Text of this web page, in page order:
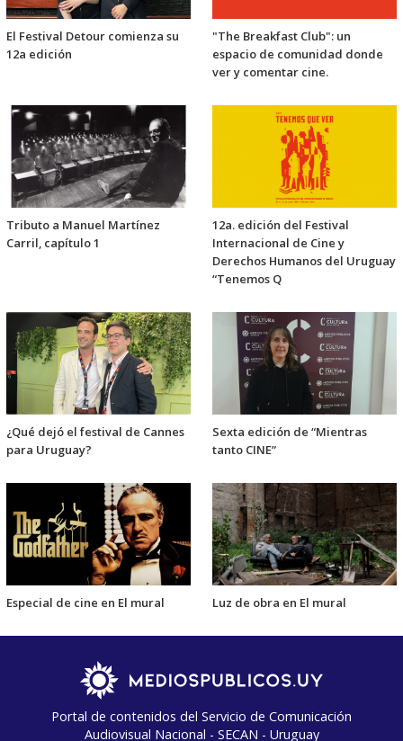
El Festival Detour comienza su
12a edición
"The Breakfast Club": un
espacio de comunidad donde
ver y comentar cine.
Tributo a Manuel Martínez
Carril, capítulo 1
12a. edición del Festival
Internacional de Cine y
Derechos Humanos del Uruguay
“Tenemos Q
¿Qué dejó el festival de Cannes
para Uruguay?
Sexta edición de “Mientras
tanto CINE”
Especial de cine en El mural Luz de obra en El mural
Portal de contenidos del Servicio de Comunicación
Audiovisual Nacional - SECAN - Uruguay